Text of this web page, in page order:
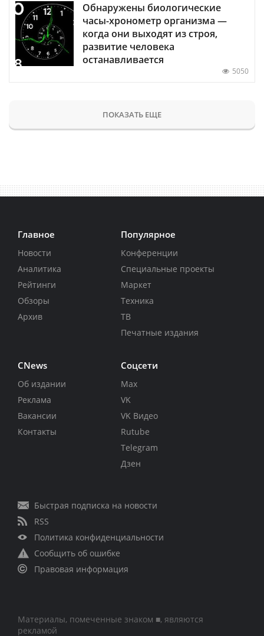
Обнаружены биологические
часы-хронометр организма —
когда они выходят из строя,
развитие человека
останавливается
5050
ПОКАЗАТЬ ЕЩЕ
Главное
Новости
Аналитика
Рейтинги
Обзоры
Архив
Популярное
Конференции
Специальные проекты
Маркет
Техника
ТВ
Печатные издания
CNews
Об издании
Реклама
Вакансии
Контакты
Соцсети
Max
VK
VK Видео
Rutube
Telegram
Дзен
Быстрая подписка на новости
RSS
Политика конфиденциальности
Сообщить об ошибке
Правовая информация
Материалы, помеченные знаком ■, являются
рекламой